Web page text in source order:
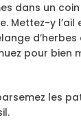
dans un
Mettez-y
pour bien
les